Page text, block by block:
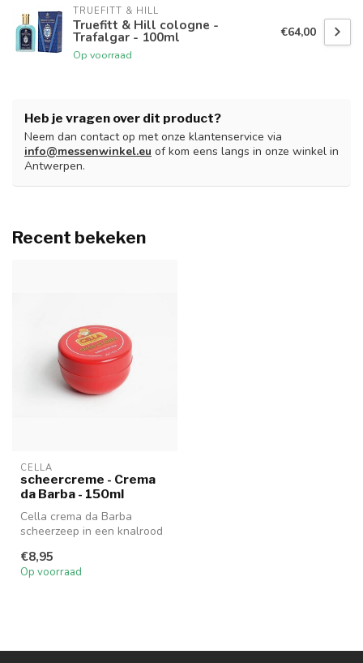
TRUEFITT & HILL
Truefitt & Hill cologne -
Trafalgar - 100ml
Op voorraad
€64,00
Heb je vragen over dit product?
Neem dan contact op met onze klantenservice via
info@messenwinkel.eu of kom eens langs in onze winkel in
Antwerpen.
Recent bekeken
CELLA
scheercreme - Crema
da Barba - 150ml
Cella crema da Barba
scheerzeep in een knalrood
€8,95
Op voorraad